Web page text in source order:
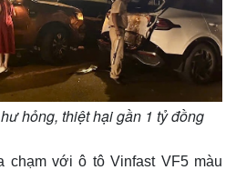
Multimedia
Video
Ảnh
E-Magazine
hỏng, thiệt hại gần 1 tỷ đồng
chạm với ô tô Vinfast VF5 màu